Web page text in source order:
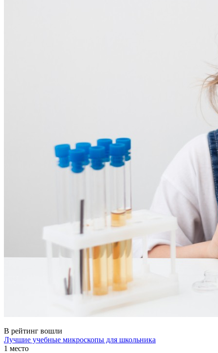
В рейтинг вошли
Лучшие учебные микроскопы для школьника
1 место